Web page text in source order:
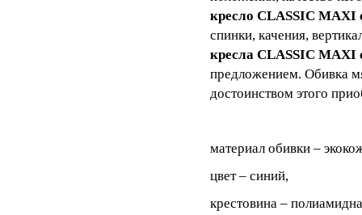
кресло CLASSIC MAXI
спинки, качения,
кресла CLASSIC MAXI
предложением. Обивка
достоинством этого
материал обивки –
цвет – синий,
крестовина –